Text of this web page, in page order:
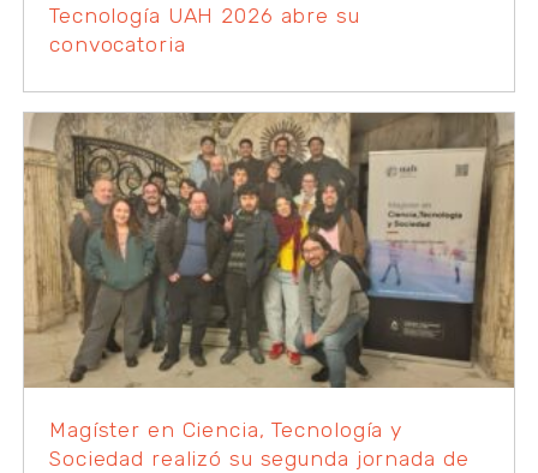
Tecnología UAH 2026 abre su
convocatoria
Magíster en Ciencia, Tecnología y
Sociedad realizó su segunda jornada de